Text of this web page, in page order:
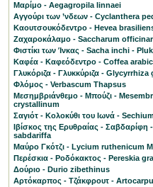
Μαρίμο - Aegagropila linnaei
Αγγούρι των ’νδεων - Cyclanthera
Καουτσουκόδεντρο - Hevea
Ζαχαροκάλαμο - Saccharum
Φιστίκι των Ίνκας - Sacha inchi -
Καφέα - Καφεόδεντρο - Coffea
Γλυκόριζα - Γλυκκύριζα - Glycyrrhiza
Φλόμος - Verbascum Thapsus
Μεσημβριάνθεμο - Μπούζι -
crystallinum
Σαγιότ - Κολοκύθι του Ιωνά -
Ιβίσκος της Ερυθραίας - Σαβδαρίφη
sabdariffa
Μαύρο Γκότζι - Lycium ruthenicum
Περέσκια - Ροδόκακτος - Pereskia
Δούριο - Durio zibethinus
Αρτόκαρπος - Τζάκφρουτ -